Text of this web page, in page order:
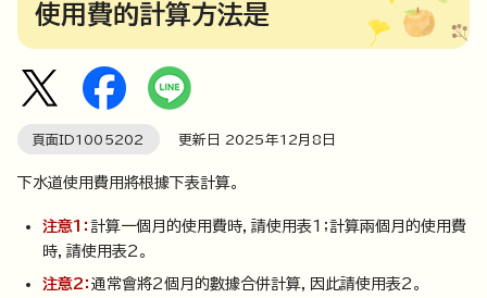
使用費的計算方法是
頁面ID1005202 更新日 2025年12月8日
下水道使用費用將根據下表計算。
注意1：計算一個月的使用費時，請使用表1；計算兩個月的使用費
時，請使用表2。
注意2：通常會將2個月的數據合併計算，因此請使用表2。